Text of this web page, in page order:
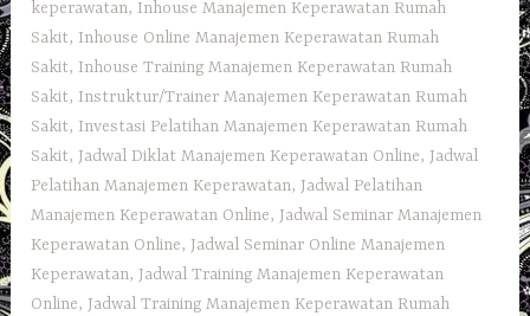
keperawatan, Inhouse Manajemen Keperawatan Rumah
Sakit, Inhouse Online Manajemen Keperawatan Rumah
Sakit, Inhouse Training Manajemen Keperawatan Rumah
Sakit, Instruktur/Trainer Manajemen Keperawatan Rumah
Sakit, Investasi Pelatihan Manajemen Keperawatan Rumah
Sakit, Jadwal Diklat Manajemen Keperawatan Online, Jadwal
Pelatihan Manajemen Keperawatan, Jadwal Pelatihan
Manajemen Keperawatan Online, Jadwal Seminar Manajemen
Keperawatan Online, Jadwal Seminar Online Manajemen
Keperawatan, Jadwal Training Manajemen Keperawatan
Online, Jadwal Training Manajemen Keperawatan Rumah